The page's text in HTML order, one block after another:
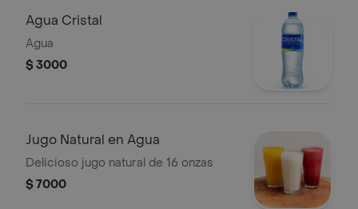
Agua Cristal
Agua
$ 3000
Jugo Natural en Agua
Delicioso jugo natural de 16 onzas
$ 7000